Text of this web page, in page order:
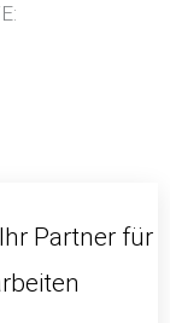
Partner für